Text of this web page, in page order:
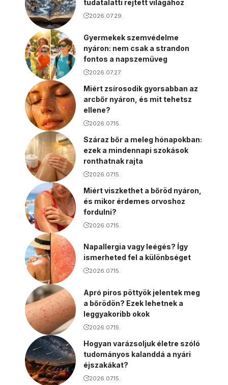
tudatalatti rejtett világához
2026.07.29.
Gyermekek szemvédelme
nyáron: nem csak a strandon
fontos a napszemüveg
2026.07.27.
Miért zsírosodik gyorsabban az
arcbőr nyáron, és mit tehetsz
ellene?
2026.07.15.
Száraz bőr a meleg hónapokban:
ezek a mindennapi szokások
ronthatnak rajta
2026.07.15.
Miért viszkethet a bőröd nyáron,
és mikor érdemes orvoshoz
fordulni?
2026.07.15.
Napallergia vagy leégés? Így
ismerheted fel a különbséget
2026.07.15.
Apró piros pöttyök jelentek meg
a bőrödön? Ezek lehetnek a
leggyakoribb okok
2026.07.15.
Hogyan varázsoljuk életre szóló
tudományos kalanddá a nyári
éjszakákat?
2026.07.15.